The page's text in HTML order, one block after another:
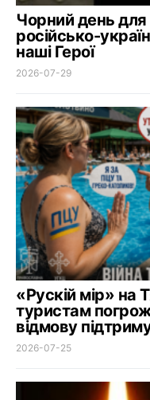
Чорний день для
російсько-
наші Герої
2026-07-29
«Рускій мір» на
туристам
відмову
2026-07-25